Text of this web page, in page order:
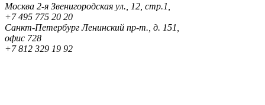
Москва 2-я Звенигородская ул., 12, стр.1,
+7 495 775 20 20
Санкт-ПетербургЛенинский пр-т., д. 151,
офис 728
+7 812 329 19 92